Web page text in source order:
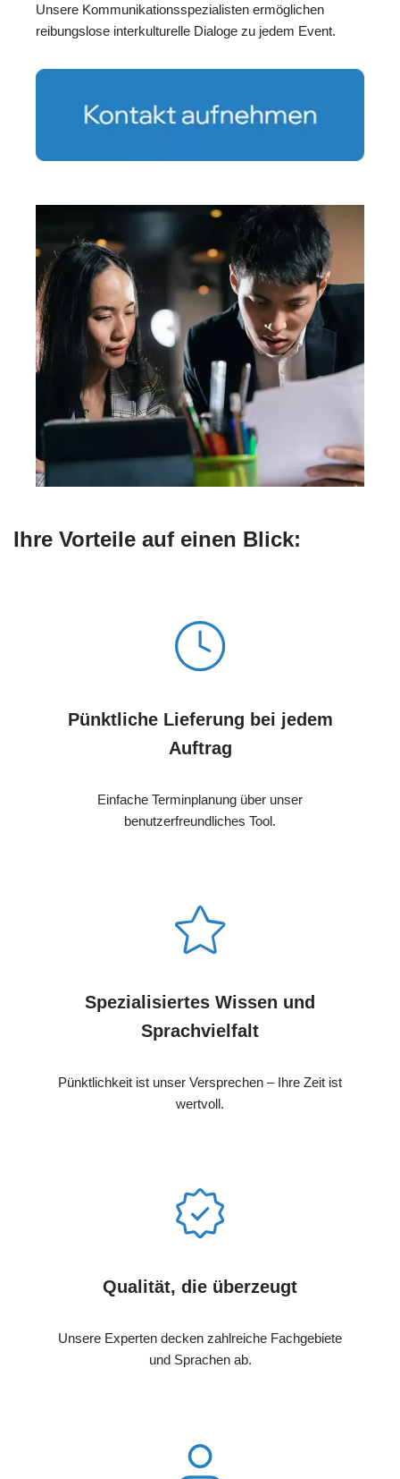
Unsere Kommunikationsspezialisten ermöglichen
reibungslose interkulturelle Dialoge zu jedem Event.
Ihre Vorteile auf einen Blick:
Pünktliche Lieferung bei jedem
Auftrag
Einfache Terminplanung über unser
benutzerfreundliches Tool.
Spezialisiertes Wissen und
Sprachvielfalt
Pünktlichkeit ist unser Versprechen – Ihre Zeit ist
wertvoll.
Qualität, die überzeugt
Unsere Experten decken zahlreiche Fachgebiete
und Sprachen ab.